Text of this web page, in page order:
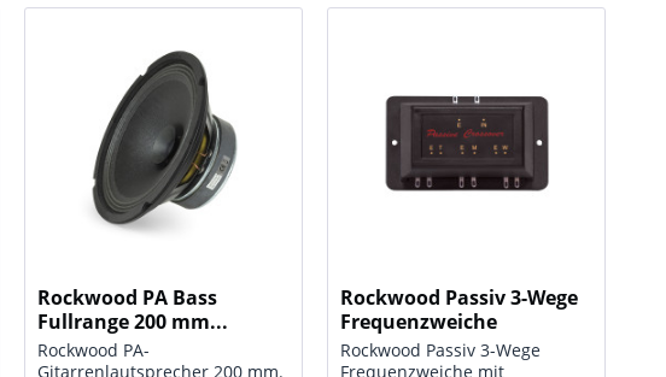
Rockwood PA Bass
Fullrange 200 mm...
Rockwood PA-
Gitarrenlautsprecher 200 mm.
Rockwood Passiv 3-Wege
Frequenzweiche
Rockwood Passiv 3-Wege
Frequenzweiche mit